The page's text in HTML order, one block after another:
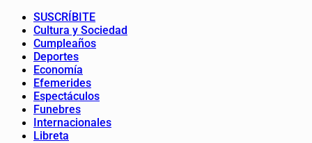
SUSCRÍBITE
Cultura y Sociedad
Cumpleaños
Deportes
Economía
Efemerides
Espectáculos
Funebres
Internacionales
Libreta